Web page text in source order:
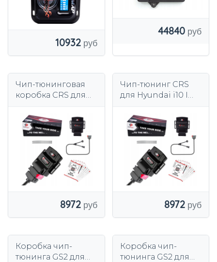
10932
44840
Чип-тюнинговая
коробка CRS для
(CM) 2.2 CRDi
197/200км
8972
Чип-тюнинг CRS
для Hyundai i10 I
75KM 2008-2017
8972
Коробка чип-
тюнинга GS2 для
Коробка чип-
тюнинга GS2 для